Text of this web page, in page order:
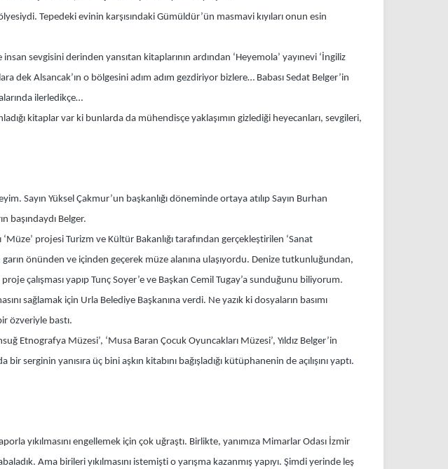
Tepedeki evinin karşısındaki Gümüldür’ün masmavi kıyıları onun esin
sevgisini derinden yansıtan kitaplarının ardından ‘Heyemola’ yayınevi ‘İngiliz
dek Alsancak’ın o bölgesini adım adım gezdiriyor bizlere… Babası Sedat Belger’in
ilerledikçe…
kitaplar var ki bunlarda da mühendisçe yaklaşımın gizlediği heyecanları, sevgileri,
Sayın Yüksel Çakmur’un başkanlığı döneminde ortaya atılıp Sayın Burhan
başındaydı Belger.
‘Müze’ projesi Turizm ve Kültür Bakanlığı tarafından gerçekleştirilen ‘Sanat
önünden ve içinden geçerek müze alanına ulaşıyordu. Denize tutkunluğundan,
çalışması yapıp Tunç Soyer’e ve Başkan Cemil Tugay’a sunduğunu biliyorum.
sağlamak için Urla Belediye Başkanına verdi. Ne yazık ki dosyaların basımı
özveriyle bastı.
Etnografya Müzesi’, ‘Musa Baran Çocuk Oyuncakları Müzesi’, Yıldız Belger’in
yanısıra üç bini aşkın kitabını bağışladığı kütüphanenin de açılışını yaptı.
yıkılmasını engellemek için çok uğraştı. Birlikte, yanımıza Mimarlar Odası İzmir
Ama birileri yıkılmasını istemişti o yarışma kazanmış yapıyı. Şimdi yerinde leş